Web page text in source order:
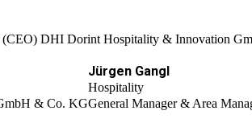
DHI Dorint Hospitality & Innovation
& Co. KG
Jürgen Gangl
Hospitality
General Manager & Area